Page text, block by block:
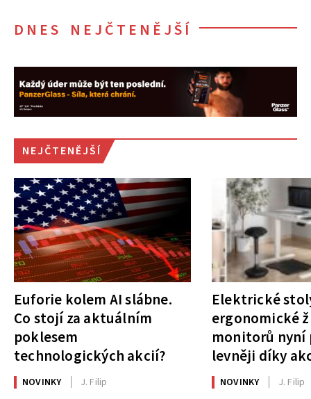
DNES NEJČTENĚJŠÍ
NEJČTENĚJŠÍ
Euforie kolem AI slábne.
Co stojí za aktuálním
poklesem
technologických akcií?
NOVINKY J. Filip
Elektrické
ergonomické
monitorů
levněji díky
NOVINKY J. Filip